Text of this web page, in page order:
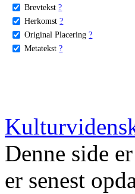
Brevtekst ?
Herkomst ?
Original Placering ?
Metatekst ?
Denne side
er senest